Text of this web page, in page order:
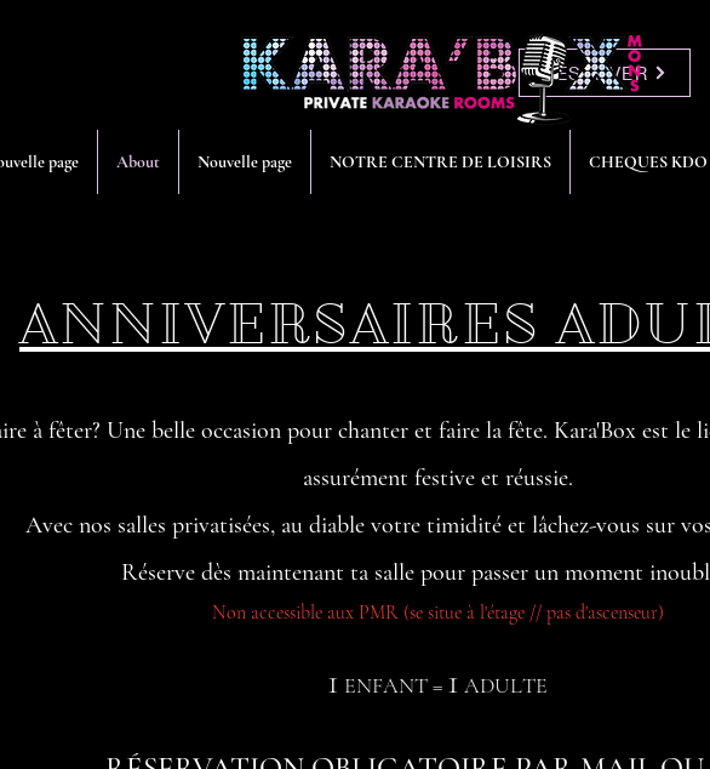
RÉSERVER
page About Nouvelle page NOTRE CENTRE DE LOISIRS CHEQUES KDO
ANNIVERSAIRES
à fêter? Une belle occasion pour chanter et faire la fête. Kara'Box est le
assurément festive et réussie.
Avec nos salles privatisées, au diable votre timidité et lâchez-vous sur
Réserve dès maintenant ta salle pour passer un moment
Non accessible aux PMR (se situe à l'étage // pas d'ascenseur)
1 ENFANT = 1 ADULTE